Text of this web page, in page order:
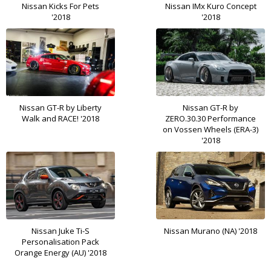
Nissan Kicks For Pets
'2018
Nissan IMx Kuro Concept
'2018
Nissan GT-R by Liberty
Walk and RACE! '2018
Nissan GT-R by
ZERO.30.30 Performance
on Vossen Wheels (ERA-3)
'2018
Nissan Juke Ti-S
Personalisation Pack
Orange Energy (AU) '2018
Nissan Murano (NA) '2018